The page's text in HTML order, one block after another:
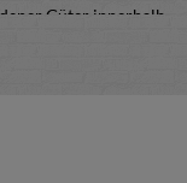
Güter innerhalb